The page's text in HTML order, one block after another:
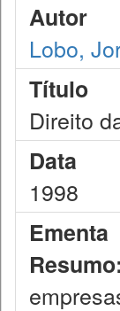
Autor
Lobo,
Título
Direito
Data
1998
Ementa
Resumo: